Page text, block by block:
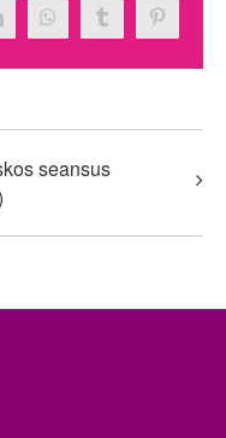
WhatsAppTumblrPinterest
seansus